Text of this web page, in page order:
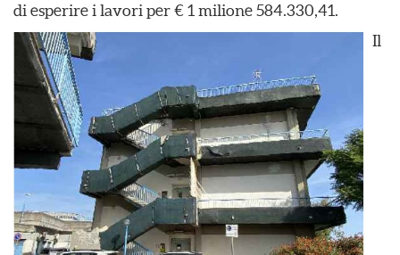
di esperire i lavori per € 1 milione 584.330,41.
Il